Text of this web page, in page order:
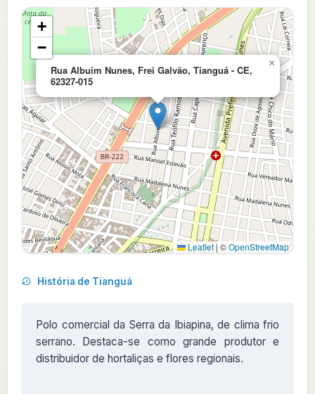
Rua Albuim Nunes, Frei Galvão, Tianguá - CE,
62327-015
×
+
−
Leaflet | ©OpenStreetMap
História de Tianguá
Polo comercial da Serra da Ibiapina, de clima frio
serrano. Destaca-se como grande produtor e
distribuidor de hortaliças e flores regionais.